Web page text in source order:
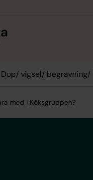
Dop/ vigsel/ begravning/
med i Köksgruppen?